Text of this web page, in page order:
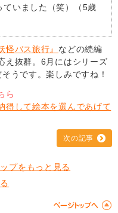
ていました（笑）（5歳
怪バス旅行』 などの続編
え抜群。6月にはシリーズ
うです。楽しみですね！
ら
得して絵本を選んであげて
次の記事
プをもっと見る